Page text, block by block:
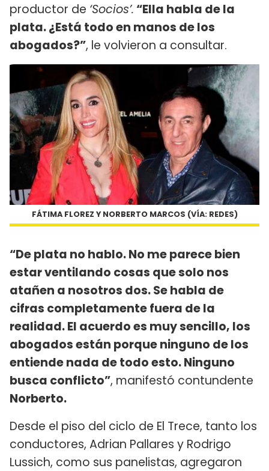
productor de ‘Socios’. “Ella habla de la
plata. ¿Está todo en manos de los
abogados?”, le volvieron a consultar.
FÁTIMA FLOREZ Y NORBERTO MARCOS (VÍA: REDES)
“De plata no hablo. No me parece bien
estar ventilando cosas que solo nos
atañen a nosotros dos. Se habla de
cifras completamente fuera de la
realidad. El acuerdo es muy sencillo, los
abogados están porque ninguno de los
entiende nada de todo esto. Ninguno
busca conflicto”, manifestó contundente
Norberto.
Desde el piso del ciclo de El Trece, tanto los
conductores, Adrian Pallares y Rodrigo
Lussich, como sus panelistas, agregaron